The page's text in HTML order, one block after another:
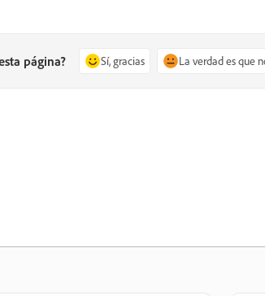
página? Sí, gracias La verdad es que